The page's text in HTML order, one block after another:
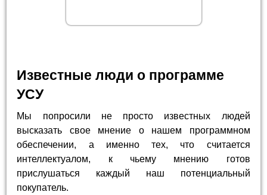
Известные люди о программе
УСУ
Мы попросили не просто известных людей
высказать свое мнение о нашем программном
обеспечении, а именно тех, что считается
интеллектуалом, к чьему мнению готов
прислушаться каждый наш потенциальный
покупатель.